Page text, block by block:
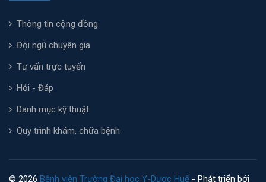
Thông tin cộng đồng
Đội ngũ chuyên gia
Tư vấn trực tuyến
Hỏi - Đáp
Danh mục kỹ thuật
Quy trình khám, chữa bệnh
© 2026 Bệnh viện Trường Đại học Y-Dược Huế - Phát triển bởi